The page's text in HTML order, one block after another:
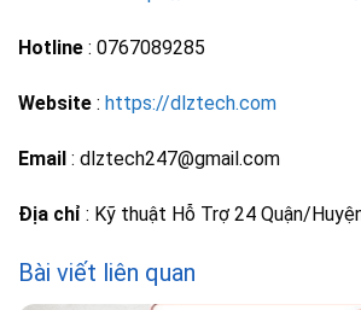
Hotline : 0767089285
Website : https://dlztech.com
Email : dlztech247@gmail.com
Địa chỉ : Kỹ thuật Hỗ Trợ 24 Quận/
Bài viết liên quan